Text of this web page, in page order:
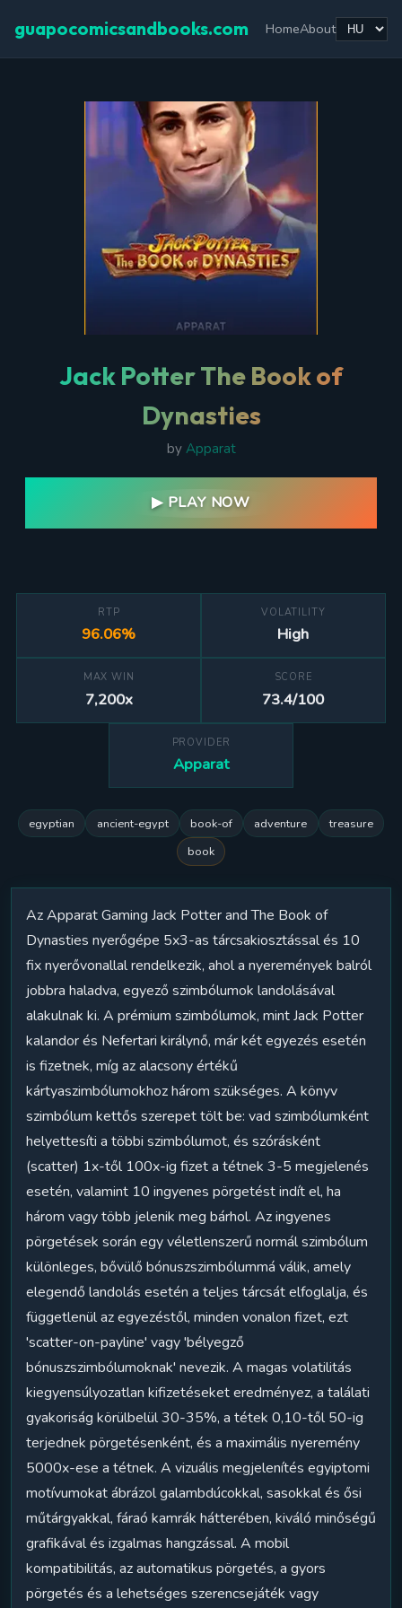
guapocomicsandbooks.com HomeAbout
Jack Potter The Book of
Dynasties
by Apparat
▶ PLAY NOW
RTP
96.06%
VOLATILITY
High
MAX WIN
7,200x
SCORE
73.4/100
PROVIDER
Apparat
egyptian ancient-egypt book-of adventure
treasure
book
Az Apparat Gaming Jack Potter and The Book of
Dynasties nyerőgépe 5x3-as tárcsakiosztással és 10
fix nyerővonallal rendelkezik, ahol a nyeremények balról
jobbra haladva, egyező szimbólumok landolásával
alakulnak ki. A prémium szimbólumok, mint Jack Potter
kalandor és Nefertari királynő, már két egyezés esetén
is fizetnek, míg az alacsony értékű
kártyaszimbólumokhoz három szükséges. A könyv
szimbólum kettős szerepet tölt be: vad szimbólumként
helyettesíti a többi szimbólumot, és szórásként
(scatter) 1x-től 100x-ig fizet a tétnek 3-5 megjelenés
esetén, valamint 10 ingyenes pörgetést indít el, ha
három vagy több jelenik meg bárhol. Az ingyenes
pörgetések során egy véletlenszerű normál szimbólum
különleges, bővülő bónuszszimbólummá válik, amely
elegendő landolás esetén a teljes tárcsát elfoglalja, és
függetlenül az egyezéstől, minden vonalon fizet, ezt
'scatter-on-payline' vagy 'bélyegző
bónuszszimbólumoknak' nevezik. A magas volatilitás
kiegyensúlyozatlan kifizetéseket eredményez, a találati
gyakoriság körülbelül 30-35%, a tétek 0,10-től 50-ig
terjednek pörgetésenként, és a maximális nyeremény
5000x-ese a tétnek. A vizuális megjelenítés egyiptomi
motívumokat ábrázol galambdúcokkal, sasokkal és ősi
műtárgyakkal, fáraó kamrák hátterében, kiváló minőségű
grafikával és izgalmas hangzással. A mobil
kompatibilitás, az automatikus pörgetés, a gyors
pörgetés és a lehetséges szerencsejáték vagy